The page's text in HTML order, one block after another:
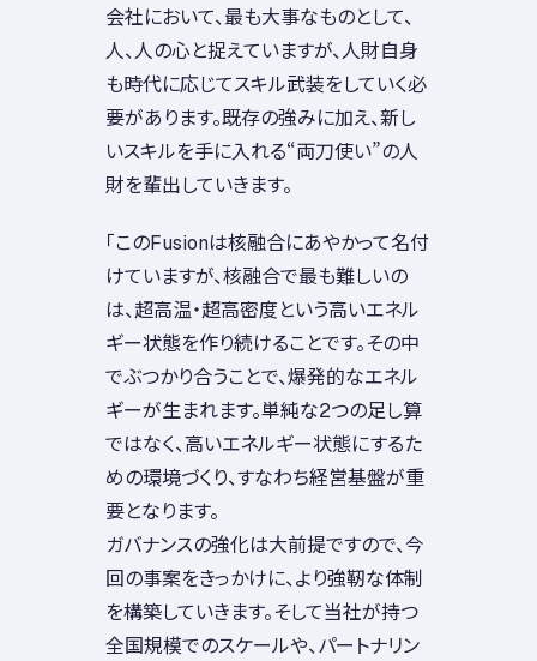
会社において、最も大事なものとして、
人、人の心と捉えていますが、人財自身
も時代に応じてスキル武装をしていく必
要があります。既存の強みに加え、新し
いスキルを手に入れる“両刀使い”の人
財を輩出していきます。
「このFusionは核融合にあやかって名付
けていますが、核融合で最も難しいの
は、超高温・超高密度という高いエネル
ギー状態を作り続けることです。その中
でぶつかり合うことで、爆発的なエネル
ギーが生まれます。単純な2つの足し算
ではなく、高いエネルギー状態にするた
めの環境づくり、すなわち経営基盤が重
要となります。
ガバナンスの強化は大前提ですので、今
回の事案をきっかけに、より強靭な体制
を構築していきます。そして当社が持つ
全国規模でのスケールや、パートナリン